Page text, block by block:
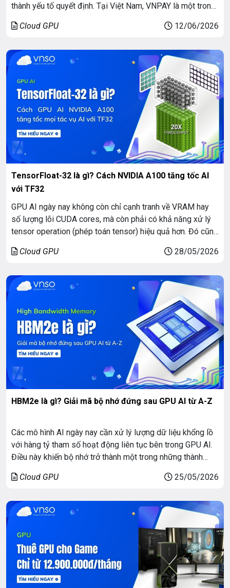
thành yếu tố quyết định. Tại Việt Nam, VNPAY là một trong
quy mô lớn khi triển khai hệ […]
Cloud GPU 12/06/2026
TensorFloat-32 là gì? Cách NVIDIA A100 tăng tốc AI
với TF32
GPU AI ngày nay không còn chỉ cạnh tranh về VRAM hay
số lượng lõi CUDA cores, mà còn phải có khả năng xử lý
tensor operation (phép toán tensor) hiệu quả hơn. Đó cũng
trúc Ampere và triển khai mạnh nhất trên NVIDIA A100 […]
Cloud GPU 28/05/2026
HBM2e là gì? Giải mã bộ nhớ đứng sau GPU AI từ A-Z
Các mô hình AI ngày nay cần xử lý lượng dữ liệu khổng lồ
với hàng tỷ tham số hoạt động liên tục bên trong GPU AI.
Điều này khiến bộ nhớ trở thành một trong những thành
hiện đại còn phụ thuộc […]
Cloud GPU 25/05/2026